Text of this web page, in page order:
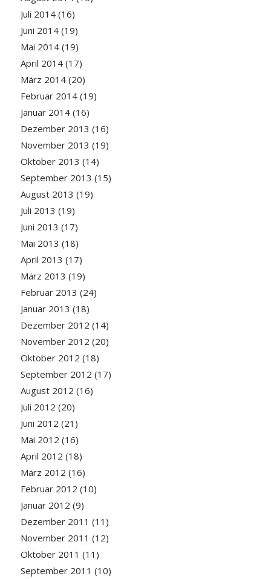
Juli 2014(16)
Juni 2014(19)
Mai 2014(19)
April 2014(17)
März 2014(20)
Februar 2014(19)
Januar 2014(16)
Dezember 2013 (16)
November 2013 (19)
Oktober 2013 (14)
September 2013 (15)
August 2013 (19)
Juli 2013 (19)
Juni 2013 (17)
Mai 2013 (18)
April 2013 (17)
März 2013 (19)
Februar 2013 (24)
Januar 2013 (18)
Dezember 2012 (14)
November 2012 (20)
Oktober 2012 (18)
September 2012 (17)
August 2012 (16)
Juli 2012 (20)
Juni 2012 (21)
Mai 2012 (16)
April 2012 (18)
März 2012 (16)
Februar 2012 (10)
Januar 2012 (9)
Dezember 2011 (11)
November 2011 (12)
Oktober 2011 (11)
September 2011 (10)